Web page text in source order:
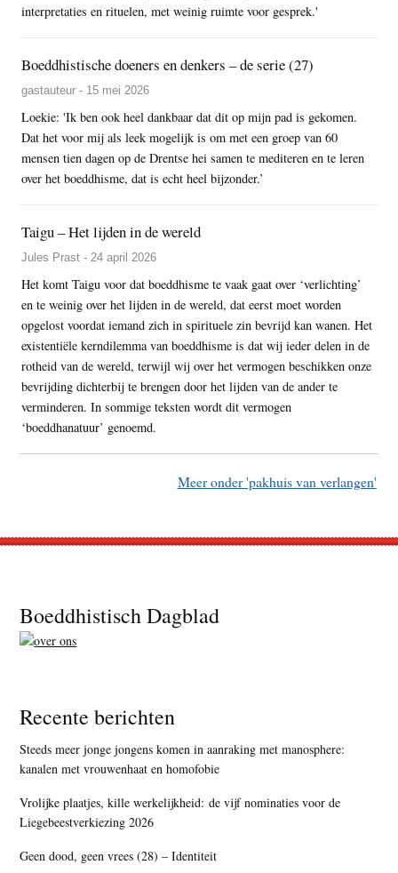
interpretaties en rituelen, met weinig ruimte voor gesprek.'
Boeddhistische doeners en denkers – de serie (27)
gastauteur - 15 mei 2026
Loekie: 'Ik ben ook heel dankbaar dat dit op mijn pad is gekomen.
Dat het voor mij als leek mogelijk is om met een groep van 60
mensen tien dagen op de Drentse hei samen te mediteren en te leren
over het boeddhisme, dat is echt heel bijzonder.’
Taigu – Het lijden in de wereld
Jules Prast - 24 april 2026
Het komt Taigu voor dat boeddhisme te vaak gaat over ‘verlichting’
en te weinig over het lijden in de wereld, dat eerst moet worden
opgelost voordat iemand zich in spirituele zin bevrijd kan wanen. Het
existentiële kerndilemma van boeddhisme is dat wij ieder delen in de
rotheid van de wereld, terwijl wij over het vermogen beschikken onze
bevrijding dichterbij te brengen door het lijden van de ander te
verminderen. In sommige teksten wordt dit vermogen
‘boeddhanatuur’ genoemd.
Meer onder 'pakhuis van verlangen'
Footer
Boeddhistisch Dagblad
Recente berichten
Steeds meer jonge jongens komen in aanraking met manosphere:
kanalen met vrouwenhaat en homofobie
Vrolijke plaatjes, kille werkelijkheid: de vijf nominaties voor de
Liegebeestverkiezing 2026
Geen dood, geen vrees (28) – Identiteit